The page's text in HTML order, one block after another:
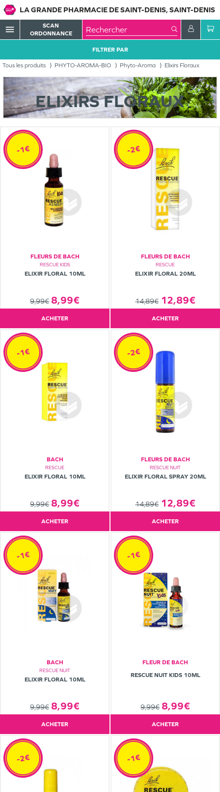
LA GRANDE PHARMACIE DE SAINT-DENIS, SAINT-DENIS
menu
SCAN
ORDONNANCE
Tous les produits PHYTO-AROMA-BIO Phyto-Aroma Elixirs Floraux
FILTRER PAR
ELIXIRS FLORAUX
FLEURS DE BACH
RESCUE KIDS
ELIXIR FLORAL 10ML
9,99€ 8,99€
-1€
ACHETER
FLEURS DE BACH
RESCUE
ELIXIR FLORAL 20ML
14,89€ 12,89€
-2€
ACHETER
BACH
RESCUE
ELIXIR FLORAL 10ML
9,99€ 8,99€
-1€
ACHETER
FLEURS DE BACH
RESCUE NUIT
ELIXIR FLORAL SPRAY 20ML
14,89€ 12,89€
-2€
ACHETER
BACH
RESCUE NUIT
ELIXIR FLORAL 10ML
9,99€ 8,99€
-1€
ACHETER
FLEUR DE BACH
RESCUE NUIT KIDS 10ML
9,99€ 8,99€
-1€
ACHETER
-2€ -1€